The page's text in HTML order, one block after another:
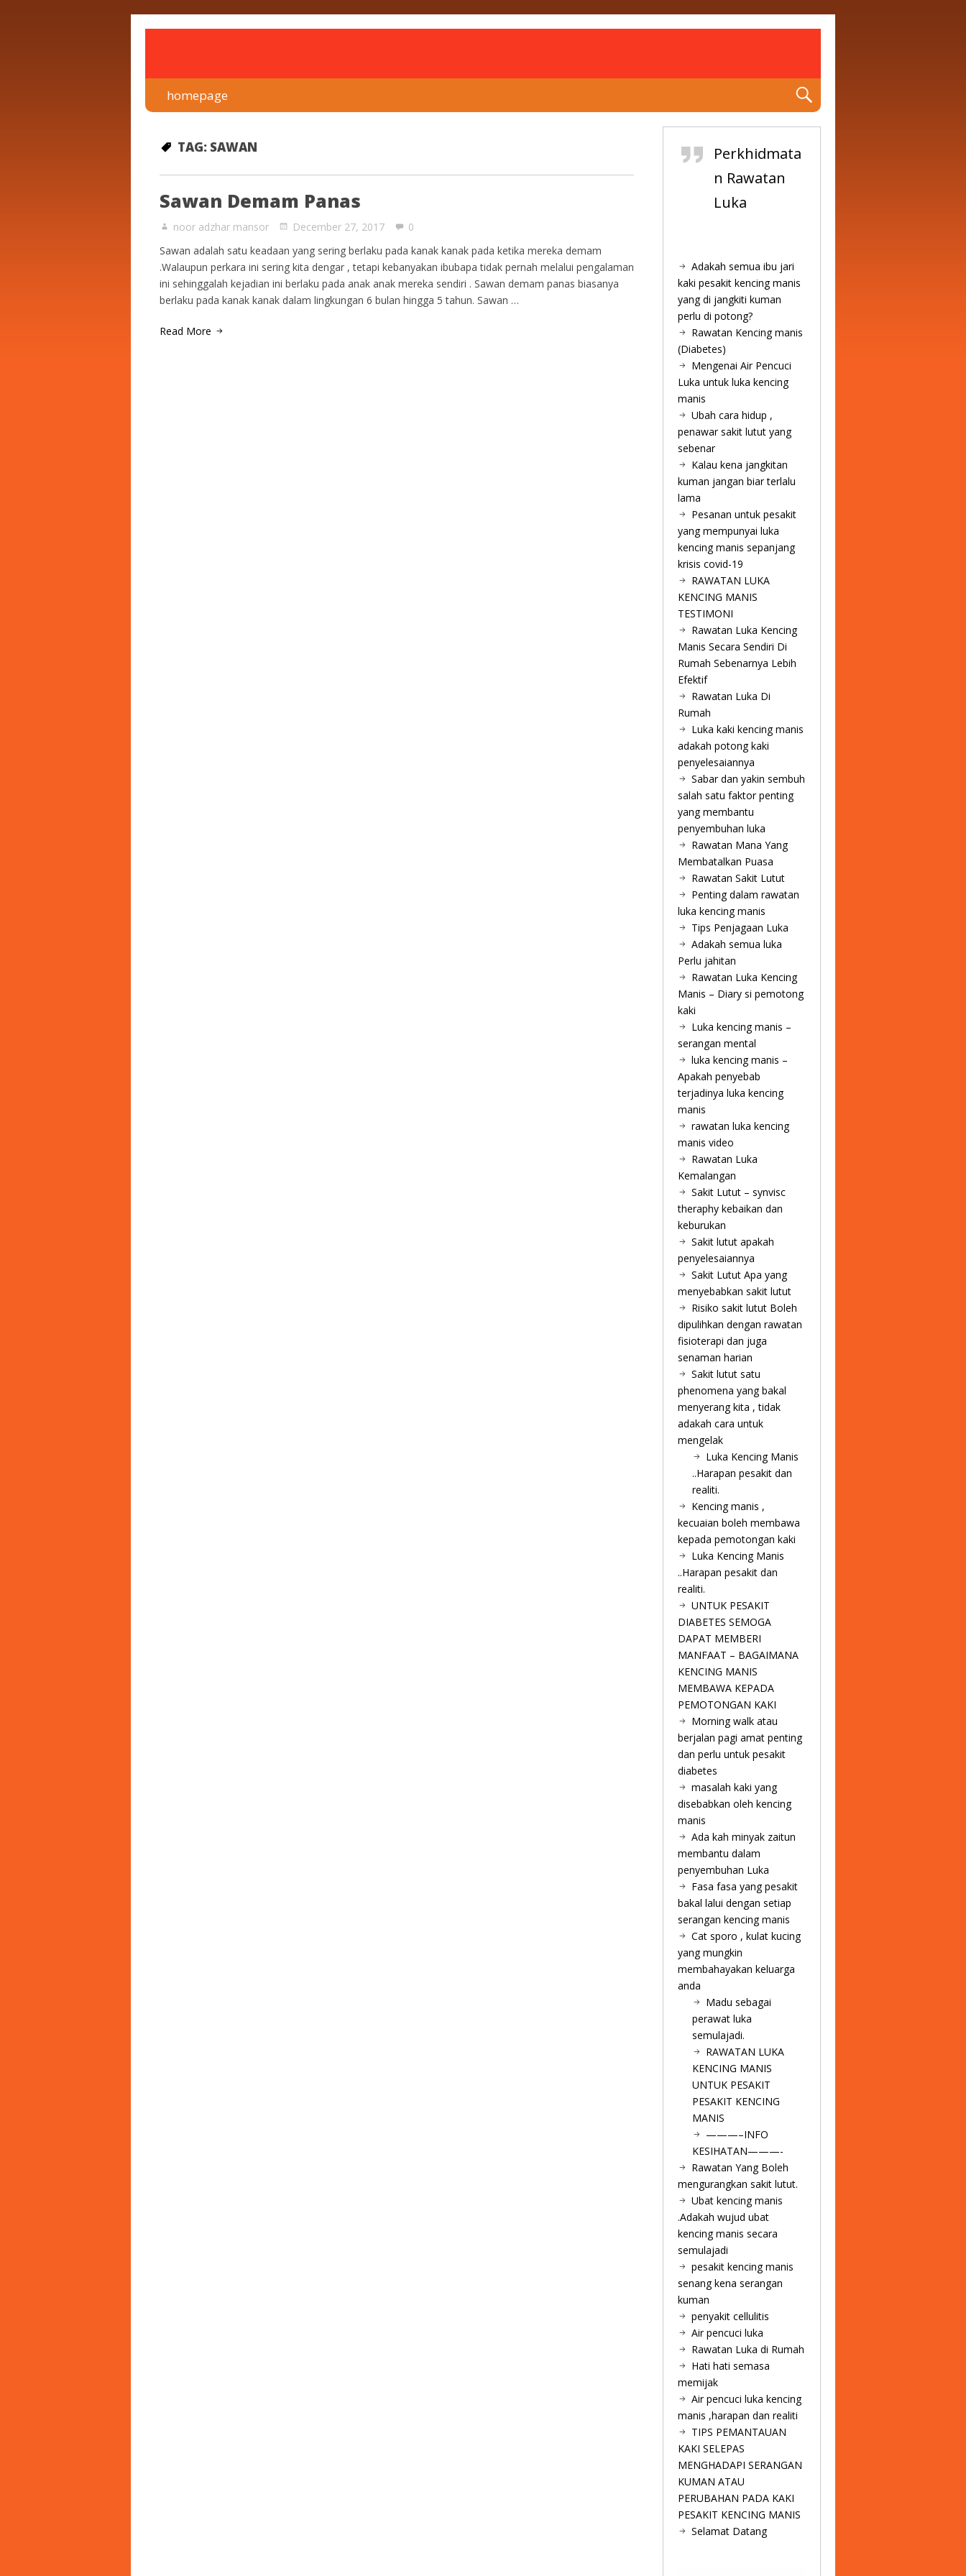
homepage
TAG: SAWAN
Sawan Demam Panas
noor adzhar mansor December 27, 2017
0
Sawan adalah satu keadaan yang sering berlaku pada kanak kanak pada ketika mereka demam
.Walaupun perkara ini sering kita dengar , tetapi kebanyakan ibubapa tidak pernah melalui pengalaman
ini sehinggalah kejadian ini berlaku pada anak anak mereka sendiri . Sawan demam panas biasanya
berlaku pada kanak kanak dalam lingkungan 6 bulan hingga 5 tahun. Sawan …
Read More
Perkhidmata
n Rawatan
Luka
Adakah semua ibu jari
kaki pesakit kencing manis
yang di jangkiti kuman
perlu di potong?
Rawatan Kencing manis
(Diabetes)
Mengenai Air Pencuci
Luka untuk luka kencing
manis
Ubah cara hidup ,
penawar sakit lutut yang
sebenar
Kalau kena jangkitan
kuman jangan biar terlalu
lama
Pesanan untuk pesakit
yang mempunyai luka
kencing manis sepanjang
krisis covid-19
RAWATAN LUKA
KENCING MANIS
TESTIMONI
Rawatan Luka Kencing
Manis Secara Sendiri Di
Rumah Sebenarnya Lebih
Efektif
Rawatan Luka Di
Rumah
Luka kaki kencing manis
adakah potong kaki
penyelesaiannya
Sabar dan yakin sembuh
salah satu faktor penting
yang membantu
penyembuhan luka
Rawatan Mana Yang
Membatalkan Puasa
Rawatan Sakit Lutut
Penting dalam rawatan
luka kencing manis
Tips Penjagaan Luka
Adakah semua luka
Perlu jahitan
Rawatan Luka Kencing
Manis – Diary si pemotong
kaki
Luka kencing manis –
serangan mental
luka kencing manis –
Apakah penyebab
terjadinya luka kencing
manis
rawatan luka kencing
manis video
Rawatan Luka
Kemalangan
Sakit Lutut – synvisc
theraphy kebaikan dan
keburukan
Sakit lutut apakah
penyelesaiannya
Sakit Lutut Apa yang
menyebabkan sakit lutut
Risiko sakit lutut Boleh
dipulihkan dengan rawatan
fisioterapi dan juga
senaman harian
Sakit lutut satu
phenomena yang bakal
menyerang kita , tidak
adakah cara untuk
mengelak
Luka Kencing Manis
..Harapan pesakit dan
realiti.
Kencing manis ,
kecuaian boleh membawa
kepada pemotongan kaki
Luka Kencing Manis
..Harapan pesakit dan
realiti.
UNTUK PESAKIT
DIABETES SEMOGA
DAPAT MEMBERI
MANFAAT – BAGAIMANA
KENCING MANIS
MEMBAWA KEPADA
PEMOTONGAN KAKI
Morning walk atau
berjalan pagi amat penting
dan perlu untuk pesakit
diabetes
masalah kaki yang
disebabkan oleh kencing
manis
Ada kah minyak zaitun
membantu dalam
penyembuhan Luka
Fasa fasa yang pesakit
bakal lalui dengan setiap
serangan kencing manis
Cat sporo , kulat kucing
yang mungkin
membahayakan keluarga
anda
Madu sebagai
perawat luka
semulajadi.
RAWATAN LUKA
KENCING MANIS
UNTUK PESAKIT
PESAKIT KENCING
MANIS
———–INFO
KESIHATAN———-
Rawatan Yang Boleh
mengurangkan sakit lutut.
Ubat kencing manis
.Adakah wujud ubat
kencing manis secara
semulajadi
pesakit kencing manis
senang kena serangan
kuman
penyakit cellulitis
Air pencuci luka
Rawatan Luka di Rumah
Hati hati semasa
memijak
Air pencuci luka kencing
manis ,harapan dan realiti
TIPS PEMANTAUAN
KAKI SELEPAS
MENGHADAPI SERANGAN
KUMAN ATAU
PERUBAHAN PADA KAKI
PESAKIT KENCING MANIS
Selamat Datang